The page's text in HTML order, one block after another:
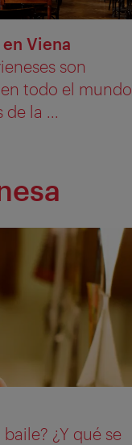
Viena
son
todo el mundo
de la ...
¿Y qué se